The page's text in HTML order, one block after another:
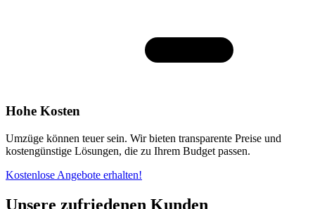
Hohe Kosten
Umzüge können teuer sein. Wir bieten transparente Preise und
kostengünstige Lösungen, die zu Ihrem Budget passen.
Kostenlose Angebote erhalten!
Unsere zufriedenen Kunden